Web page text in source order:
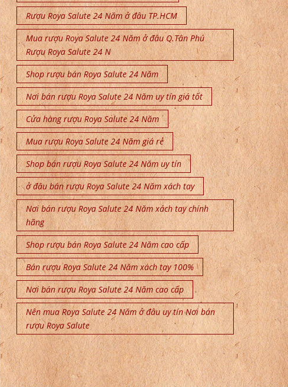
Rượu Roya Salute 24 Năm ở đâu TP.HCM
Mua rượu Roya Salute 24 Năm ở đâu Q.Tân Phú
Rượu Roya Salute 24 N
Shop rượu bán Roya Salute 24 Năm
Nơi bán rượu Roya Salute 24 Năm uy tín giá tốt
Cửa hàng rượu Roya Salute 24 Năm
Mua rượu Roya Salute 24 Năm giá rẻ
Shop bán rượu Roya Salute 24 Năm uy tín
ở đâu bán rượu Roya Salute 24 Năm xách tay
Nơi bán rượu Roya Salute 24 Năm xách tay chính
hãng
Shop rượu bán Roya Salute 24 Năm cao cấp
Bán rượu Roya Salute 24 Năm xách tay 100%
Nơi bán rượu Roya Salute 24 Năm cao cấp
Nên mua Roya Salute 24 Năm ở đâu uy tín Nơi bán
rượu Roya Salute